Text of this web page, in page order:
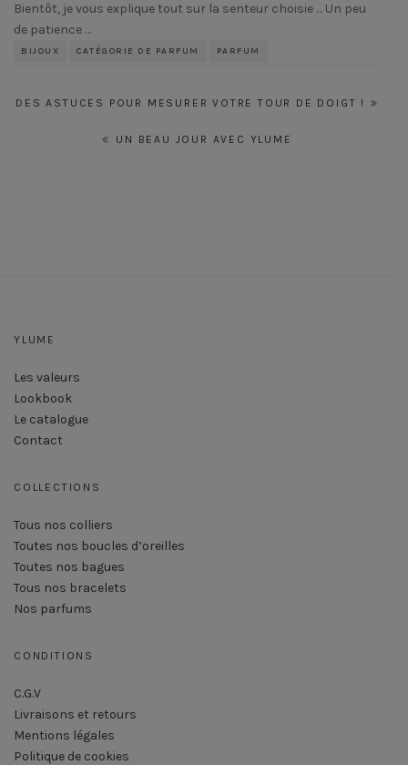
Bientôt, je vous explique tout sur la senteur choisie … Un peu
de patience …
BIJOUX CATÉGORIE DE PARFUM PARFUM
Navigation
DES ASTUCES POUR MESURER VOTRE TOUR DE DOIGT !
UN BEAU JOUR AVEC YLUME
YLUME
Les valeurs
Lookbook
Le catalogue
Contact
COLLECTIONS
Tous nos colliers
Toutes nos boucles d’oreilles
Toutes nos bagues
Tous nos bracelets
Nos parfums
CONDITIONS
C.G.V
Livraisons et retours
Mentions légales
Politique de cookies